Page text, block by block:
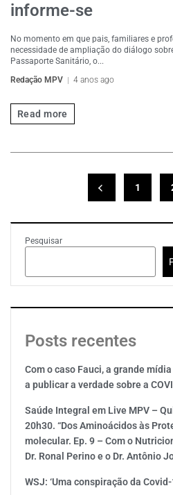
informe-se
No momento em que pais, familiares e
necessidade de ampliação do diálogo
Passaporte Sanitário, o...
Redação MPV
4 anos ago
Read more
1
Pesquisar
Posts recentes
Com o caso Fauci, a grande
a publicar a verdade sobre a
Saúde Integral em Live MPV –
20h30. “Dos Aminoácidos às
molecular. Ep. 9 – Com o
Dr. Ronal Perino e o Dr. Antônio
WSJ: ‘Uma conspiração da